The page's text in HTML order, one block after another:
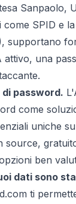
Sanpaolo,
come SPID e
supportano
attivo, una
password.
come
uniche
source,
ben
dati sono
ti